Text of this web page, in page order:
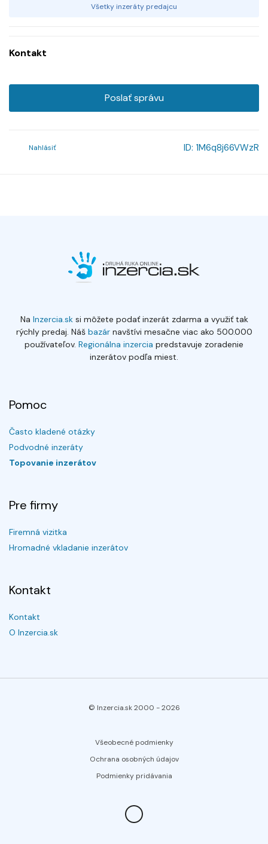
Všetky inzeráty predajcu
Kontakt
Poslať správu
Nahlásiť ID: 1M6q8j66VWzR
Na Inzercia.sksi môžete podať inzerát zdarma a využiť tak
rýchly predaj. Náš bazárnavštívi mesačne viac ako 500.000
používateľov. Regionálna inzercia predstavuje zoradenie
inzerátov podľa miest.
Pomoc
Často kladené otázky
Podvodné inzeráty
Topovanie inzerátov
Pre firmy
Firemná vizitka
Hromadné vkladanie inzerátov
Kontakt
Kontakt
O Inzercia.sk
© Inzercia.sk 2000 -2026
Všeobecné podmienky
Ochrana osobných údajov
Podmienky pridávania